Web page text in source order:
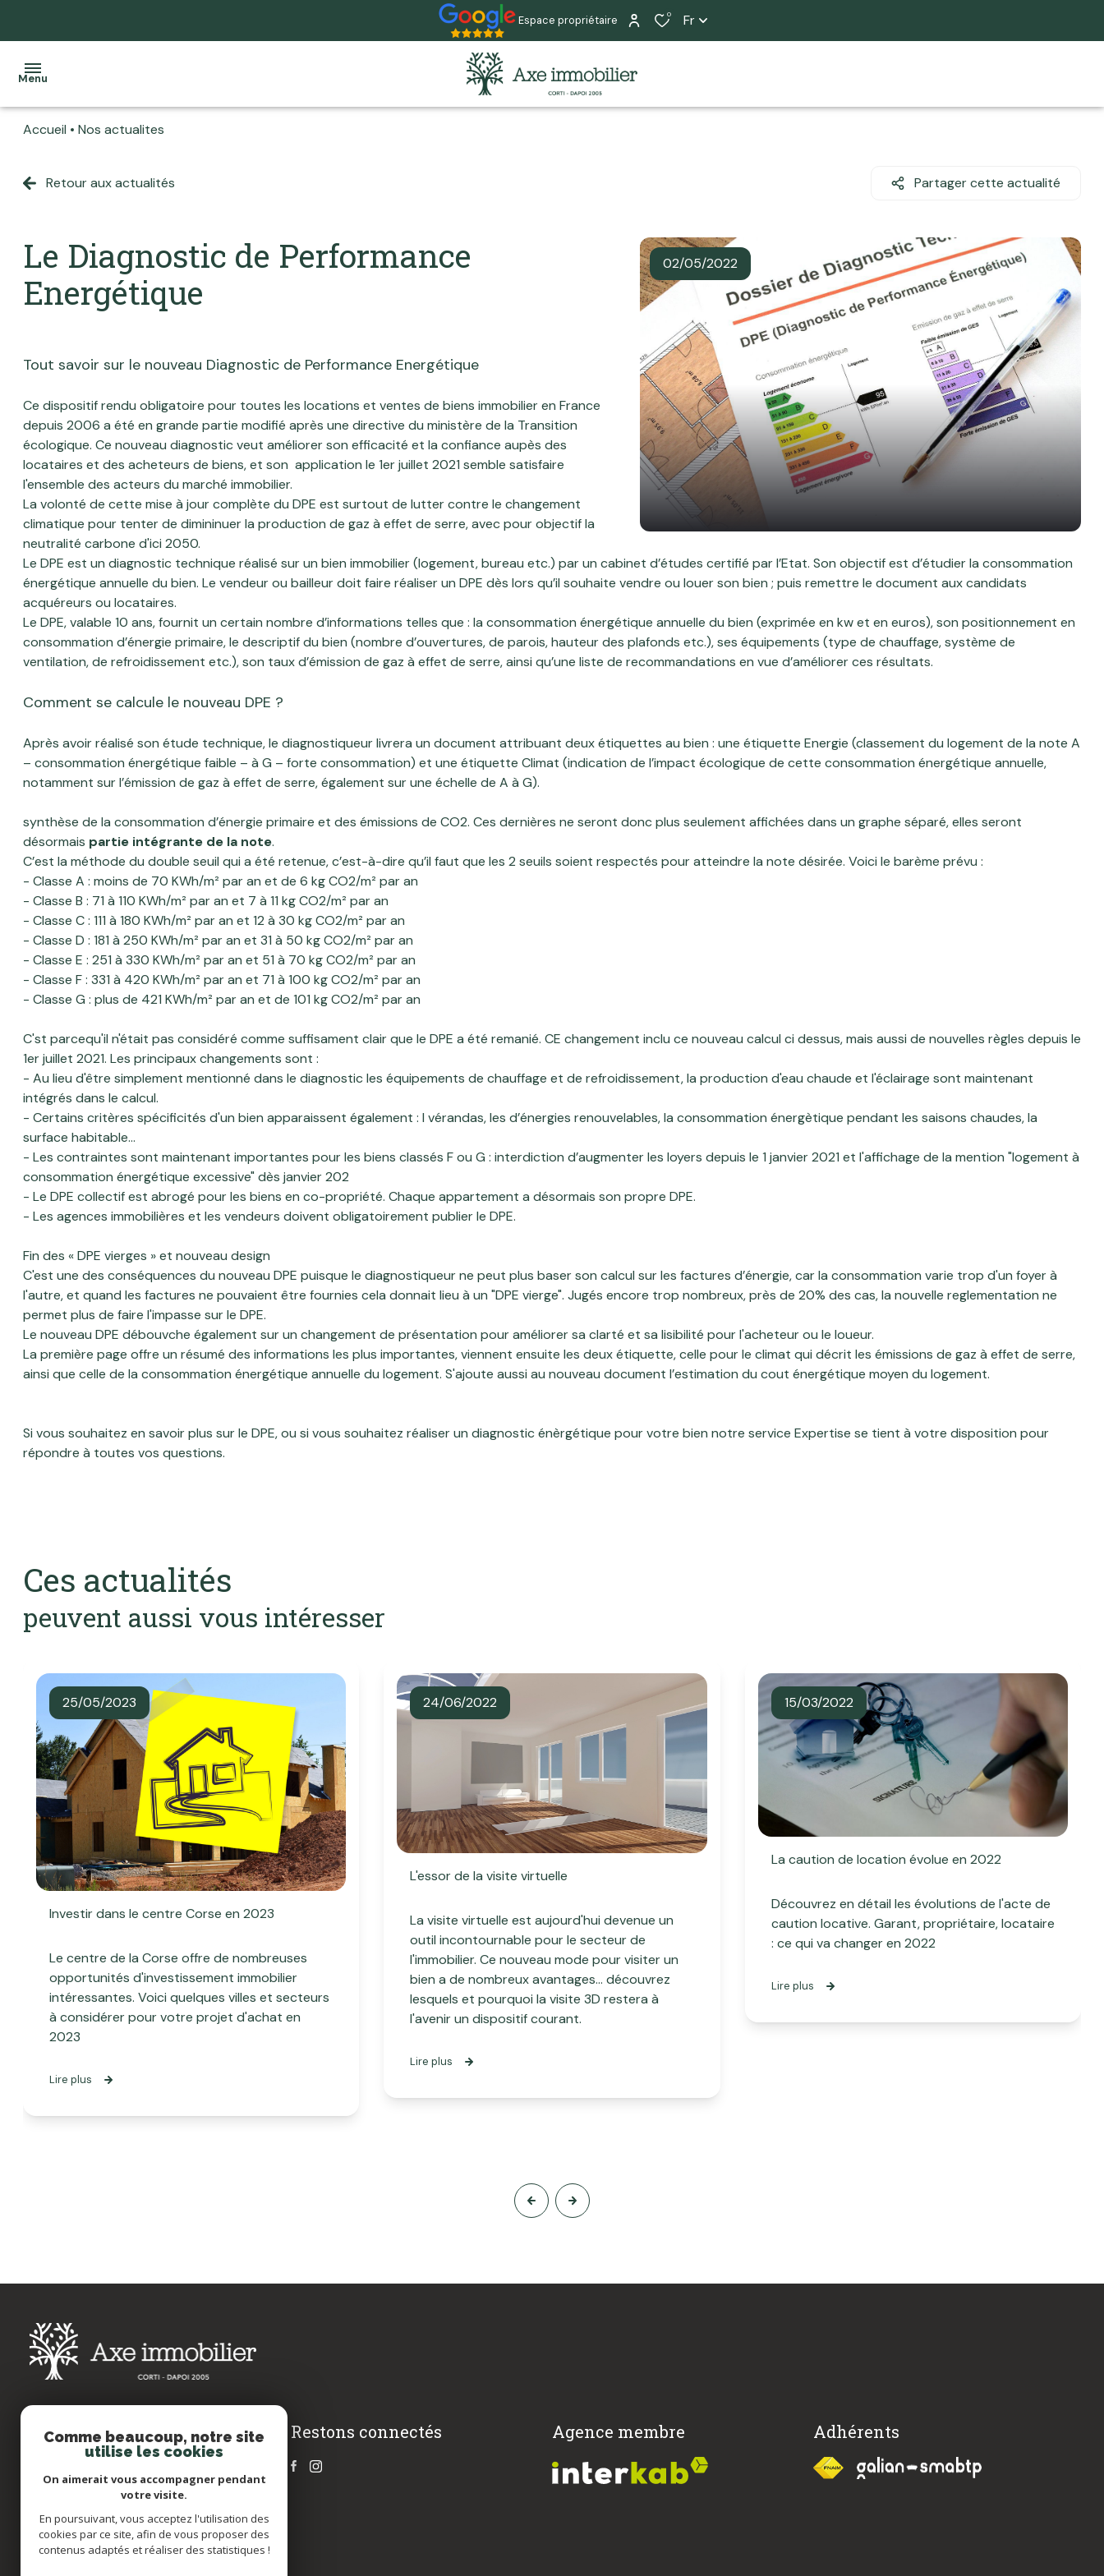
Espace propriétaire 0 Fr
Menu
Ventes
Tous
biens
Maisons
Appartements
professionnel
ou
commercial
Biens
vendus
Tous
biens
Maisons
Appartements
professionnel
commercial
Programme
neuf
Actualité
Notre
L'équipe
services
Home
Avis
client
Contact
Accueil Nos actualites
Retour aux actualités Partager cette actualité
02/05/2022
Le Diagnostic de Performance
Energétique
Tout savoir sur le nouveau Diagnostic de Performance Energétique
Ce dispositif rendu obligatoire pour toutes les locations et ventes de biens immobilier en France
depuis 2006 a été en grande partie modifié après une directive du ministère de la Transition
écologique. Ce nouveau diagnostic veut améliorer son efficacité et la confiance aupès des
locataires et des acheteurs de biens, et son application le 1er juillet 2021 semble satisfaire
l'ensemble des acteurs du marché immobilier.
La volonté de cette mise à jour complète du DPE est surtout de lutter contre le changement
climatique pour tenter de dimininuer la production de gaz à effet de serre, avec pour objectif la
neutralité carbone d'ici 2050.
Le DPE est un diagnostic technique réalisé sur un bien immobilier (logement, bureau etc.) par un cabinet d’études certifié par l’Etat. Son objectif est d’étudier la consommation
énergétique annuelle du bien. Le vendeur ou bailleur doit faire réaliser un DPE dès lors qu’il souhaite vendre ou louer son bien ; puis remettre le document aux candidats
acquéreurs ou locataires.
Le DPE, valable 10 ans, fournit un certain nombre d’informations telles que : la consommation énergétique annuelle du bien (exprimée en kw et en euros), son positionnement en
consommation d’énergie primaire, le descriptif du bien (nombre d’ouvertures, de parois, hauteur des plafonds etc.), ses équipements (type de chauffage, système de
ventilation, de refroidissement etc.), son taux d’émission de gaz à effet de serre, ainsi qu’une liste de recommandations en vue d’améliorer ces résultats.
Comment se calcule le nouveau DPE ?
Après avoir réalisé son étude technique, le diagnostiqueur livrera un document attribuant deux étiquettes au bien : une étiquette Energie (classement du logement de la note A
– consommation énergétique faible – à G – forte consommation) et une étiquette Climat (indication de l’impact écologique de cette consommation énergétique annuelle,
notamment sur l’émission de gaz à effet de serre, également sur une échelle de A à G).
synthèse de la consommation d’énergie primaire et des émissions de CO2. Ces dernières ne seront donc plus seulement affichées dans un graphe séparé, elles seront
désormais partie intégrante de la note.
C’est la méthode du double seuil qui a été retenue, c’est-à-dire qu’il faut que les 2 seuils soient respectés pour atteindre la note désirée. Voici le barème prévu :
- Classe A : moins de 70 KWh/m² par an et de 6 kg CO2/m² par an
- Classe B : 71 à 110 KWh/m² par an et 7 à 11 kg CO2/m² par an
- Classe C : 111 à 180 KWh/m² par an et 12 à 30 kg CO2/m² par an
- Classe D : 181 à 250 KWh/m² par an et 31 à 50 kg CO2/m² par an
- Classe E : 251 à 330 KWh/m² par an et 51 à 70 kg CO2/m² par an
- Classe F : 331 à 420 KWh/m² par an et 71 à 100 kg CO2/m² par an
- Classe G : plus de 421 KWh/m² par an et de 101 kg CO2/m² par an
C'st parcequ'il n'était pas considéré comme suffisament clair que le DPE a été remanié. CE changement inclu ce nouveau calcul ci dessus, mais aussi de nouvelles règles depuis le
1er juillet 2021. Les principaux changements sont :
- Au lieu d'être simplement mentionné dans le diagnostic les équipements de chauffage et de refroidissement, la production d'eau chaude et l'éclairage sont maintenant
intégrés dans le calcul.
- Certains critères spécificités d'un bien apparaissent également : l vérandas, les d’énergies renouvelables, la consommation énergètique pendant les saisons chaudes, la
surface habitable…
- Les contraintes sont maintenant importantes pour les biens classés F ou G : interdiction d’augmenter les loyers depuis le 1 janvier 2021 et l'affichage de la mention "logement à
consommation énergétique excessive" dès janvier 202
- Le DPE collectif est abrogé pour les biens en co-propriété. Chaque appartement a désormais son propre DPE.
- Les agences immobilières et les vendeurs doivent obligatoirement publier le DPE.
Fin des « DPE vierges » et nouveau design
C'est une des conséquences du nouveau DPE puisque le diagnostiqueur ne peut plus baser son calcul sur les factures d’énergie, car la consommation varie trop d'un foyer à
l'autre, et quand les factures ne pouvaient être fournies cela donnait lieu à un "DPE vierge". Jugés encore trop nombreux, près de 20% des cas, la nouvelle reglementation ne
permet plus de faire l'impasse sur le DPE.
Le nouveau DPE débouvche également sur un changement de présentation pour améliorer sa clarté et sa lisibilité pour l'acheteur ou le loueur.
La première page offre un résumé des informations les plus importantes, viennent ensuite les deux étiquette, celle pour le climat qui décrit les émissions de gaz à effet de serre,
ainsi que celle de la consommation énergétique annuelle du logement. S'ajoute aussi au nouveau document l’estimation du cout énergétique moyen du logement.
Si vous souhaitez en savoir plus sur le DPE, ou si vous souhaitez réaliser un diagnostic énèrgétique pour votre bien notre service Expertise se tient à votre disposition pour
répondre à toutes vos questions.
Ces actualités
peuvent aussi vous intéresser
25/05/2023
Investir dans le centre Corse en 2023
Le centre de la Corse offre de nombreuses
opportunités d'investissement immobilier
intéressantes. Voici quelques villes et secteurs
à considérer pour votre projet d'achat en
2023
Lire plus
24/06/2022
L'essor de la visite virtuelle
La visite virtuelle est aujourd'hui devenue un
outil incontournable pour le secteur de
l'immobilier. Ce nouveau mode pour visiter un
bien a de nombreux avantages... découvrez
lesquels et pourquoi la visite 3D restera à
l'avenir un dispositif courant.
Lire plus
15/03/2022
La caution de location évolue en 2022
Découvrez en détail les évolutions de l'acte de
caution locative. Garant, propriétaire, locataire
: ce qui va changer en 2022
Lire plus
AXE IMMOBILIER
CORTE@AXEIMMOBILIER.FR
20250 CORTE
Restons connectés Agence membre Adhérents
Comme beaucoup, notre site
utilise les cookies
On aimerait vous accompagner pendant
votre visite.
En poursuivant, vous acceptez l'utilisation des
cookies par ce site, afin de vous proposer des
contenus adaptés et réaliser des statistiques !